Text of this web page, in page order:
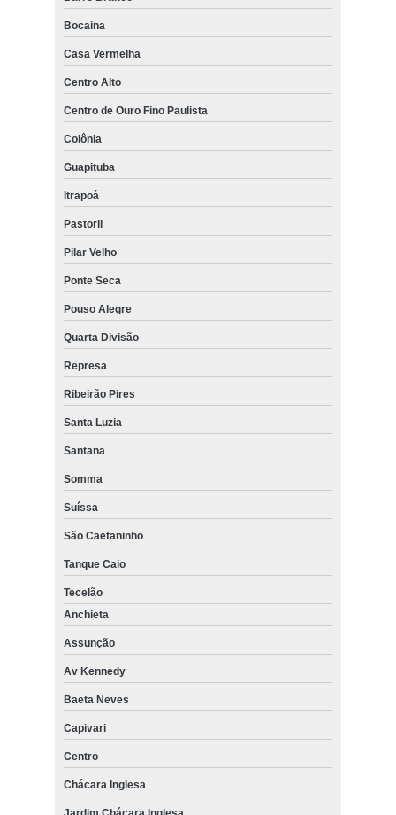
Bocaina
Casa Vermelha
Centro Alto
Centro de Ouro Fino Paulista
Colônia
Guapituba
Itrapoá
Pastoril
Pilar Velho
Ponte Seca
Pouso Alegre
Quarta Divisão
Represa
Ribeirão Pires
Santa Luzia
Santana
Somma
Suíssa
São Caetaninho
Tanque Caio
Tecelão
Anchieta
Assunção
Av Kennedy
Baeta Neves
Capivari
Centro
Chácara Inglesa